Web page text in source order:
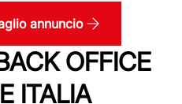
annuncio
OFFICE
ITALIA